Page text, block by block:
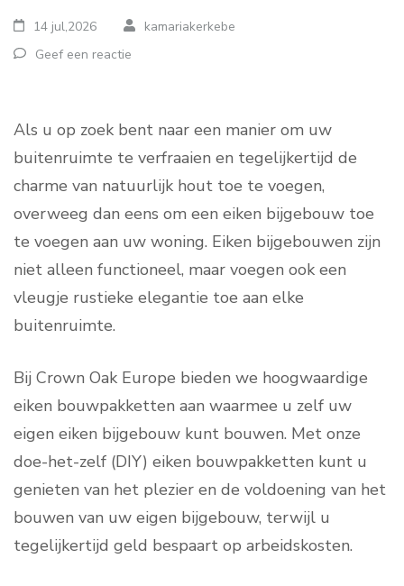
14 jul,2026
kamariakerkebe
Geef een reactie
Als u op zoek bent naar een manier om uw
buitenruimte te verfraaien en tegelijkertijd de
charme van natuurlijk hout toe te voegen,
overweeg dan eens om een eiken bijgebouw toe
te voegen aan uw woning. Eiken bijgebouwen zijn
niet alleen functioneel, maar voegen ook een
vleugje rustieke elegantie toe aan elke
buitenruimte.
Bij Crown Oak Europe bieden we hoogwaardige
eiken bouwpakketten aan waarmee u zelf uw
eigen eiken bijgebouw kunt bouwen. Met onze
doe-het-zelf (DIY) eiken bouwpakketten kunt u
genieten van het plezier en de voldoening van het
bouwen van uw eigen bijgebouw, terwijl u
tegelijkertijd geld bespaart op arbeidskosten.